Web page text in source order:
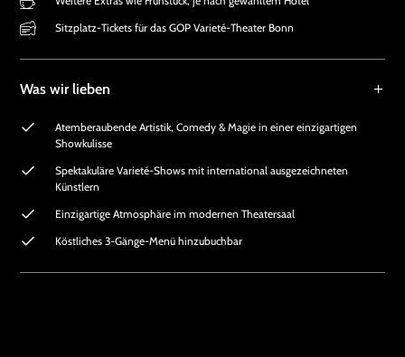
Sitzplatz-Tickets für das GOP Varieté-Theater Bonn
Was wir lieben
Atemberaubende Artistik, Comedy & Magie in einer einzigartigen
Showkulisse
Spektakuläre Varieté-Shows mit international ausgezeichneten
Künstlern
Einzigartige Atmosphäre im modernen Theatersaal
Köstliches 3-Gänge-Menü hinzubuchbar